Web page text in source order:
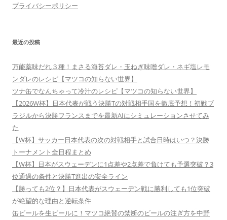
プライバシーポリシー
最近の投稿
万能薬味だれ３種！まさる海苔ダレ・玉ねぎ味噌ダレ・ネギ塩レモ
ンダレのレシピ【マツコの知らない世界】
ツナ缶でなんちゃって冷汁のレシピ【マツコの知らない世界】
【2026W杯】日本代表が戦う決勝Tの対戦相手国を徹底予想！初戦ブ
ラジルから決勝フランスまでを最新AIにシミュレーションさせてみ
た
【W杯】サッカー日本代表の次の対戦相手と試合日時はいつ？決勝
トーナメント全日程まとめ
【W杯】日本がスウェーデンに1点差や2点差で負けても予選突破？3
位通過の条件と決勝T進出の安全ライン
【勝っても2位？】日本代表がスウェーデン戦に勝利しても1位突破
が絶望的な理由と逆転条件
缶ビールを生ビールに！マツコ絶賛の禁断のビールの注ぎ方を中野